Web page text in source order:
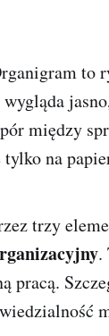
to
między
na
trzy
.
pracą.